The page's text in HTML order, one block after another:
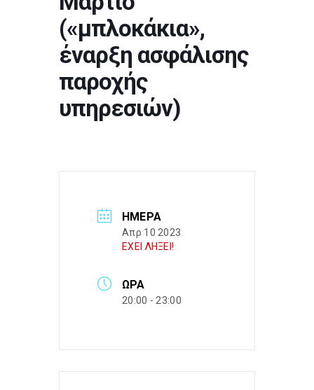
(«μπλοκάκια»,
έναρξη ασφάλισης
παροχής
υπηρεσιών)
ΗΜΈΡΑ
Απρ 10 2023
ΕΧΕΙ ΛΗΞΕΙ!
ΏΡΑ
20:00 - 23:00